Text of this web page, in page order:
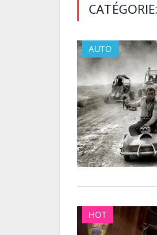
CATÉGORIE:
AUTO
HOT